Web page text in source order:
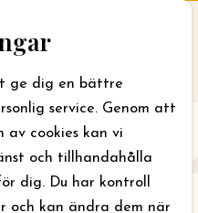
ge dig en bättre
service. Genom att
av cookies kan vi
och tillhandahålla
dig. Du har kontroll
och kan ändra dem när
Till webbansökan
jobbar med just nu